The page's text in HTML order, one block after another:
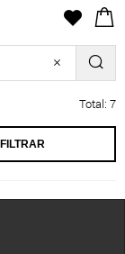
Total: 7
FILTRAR